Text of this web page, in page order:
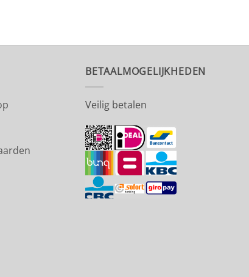
BETAALMOGELIJKHEDEN
Veilig betalen